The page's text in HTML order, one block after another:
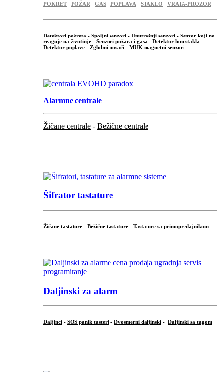
POKRET POŽAR GAS POPLAVA STAKLO VRATA-PROZOR
Detektori pokreta - Spoljni senzori - Unutrašnji senzori - Senzor koji ne
reaguje na životinje - Senzori požara i gasa - Detektor lom stakla -
Detektor poplave - Zglobni nosači - MUK magnetni senzori
Alarmne centrale
Žičane centrale - Bežične centrale
Šifrator tastature
Žičane tastature - Bežične tastature - Tastature sa primopredajnikom
Daljinski za alarm
Daljinci - SOS panik tasteri - Dvosmerni daljinski - Daljinski sa tagom